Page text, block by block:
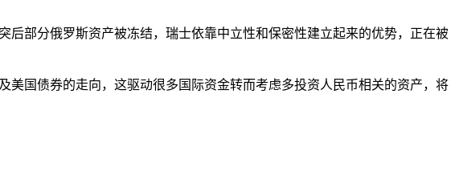
部分俄罗斯资产被冻结，瑞士依靠中立性和保密性建立起来的优势，正在被
国债券的走向，这驱动很多国际资金转而考虑多投资人民币相关的资产，将